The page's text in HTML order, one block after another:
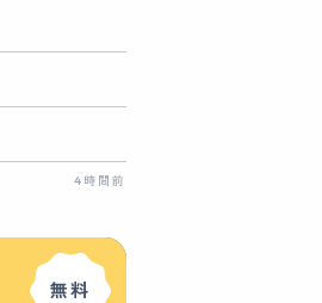
4時間前
無料